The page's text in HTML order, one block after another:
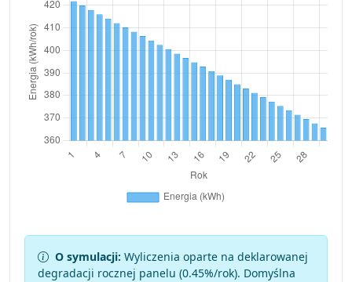
O symulacji: Wyliczenia oparte na deklarowanej
degradacji rocznej panelu (0.45%/rok). Domyślna